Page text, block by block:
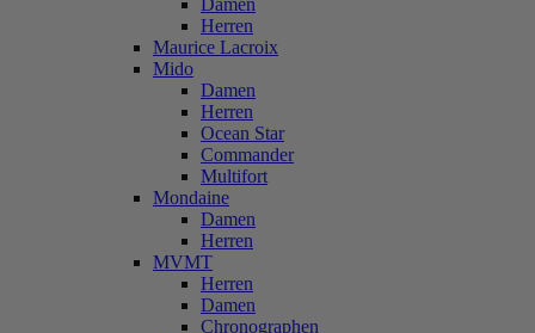
Damen
Herren
Maurice Lacroix
Mido
Damen
Herren
Ocean Star
Commander
Multifort
Mondaine
Damen
Herren
MVMT
Herren
Damen
Chronographen